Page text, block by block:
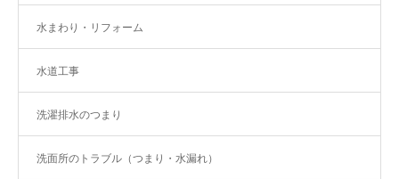
水まわり・リフォーム
水道工事
洗濯排水のつまり
洗面所のトラブル（つまり・水漏れ）